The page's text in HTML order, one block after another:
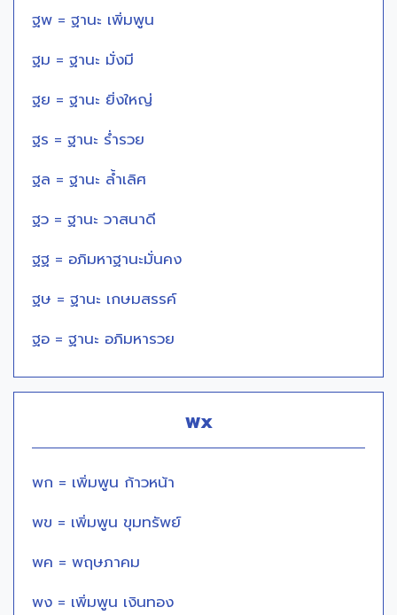
ฐพ = ฐานะ เพิ่มพูน
ฐม = ฐานะ มั่งมี
ฐย = ฐานะ ยิ่งใหญ่
ฐร = ฐานะ ร่ำรวย
ฐล = ฐานะ ล้ำเลิศ
ฐว = ฐานะ วาสนาดี
ฐฐ = อภิมหาฐานะมั่นคง
ฐษ = ฐานะ เกษมสรรค์
ฐอ = ฐานะ อภิมหารวย
พx
พก = เพิ่มพูน ก้าวหน้า
พข = เพิ่มพูน ขุมทรัพย์
พค = พฤษภาคม
พง = เพิ่มพูน เงินทอง